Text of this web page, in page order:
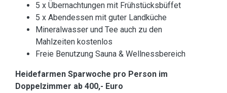
5 x Übernachtungen mit Frühstücksbüffet
5 x Abendessen mit guter Landküche
Mineralwasser und Tee auch zu den
Mahlzeiten kostenlos
Freie Benutzung Sauna & Wellnessbereich
Heidefarmen Sparwoche pro Person im
Doppelzimmer ab 400,- Euro